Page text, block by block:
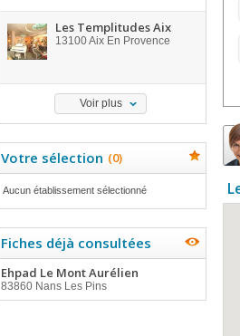
Les Templitudes Aix
13100Aix En Provence
Voir plus
Votre sélection (0)
Aucun établissement sélectionné
Fiches déjà consultées
Ehpad Le Mont Aurélien
83860 Nans Les Pins